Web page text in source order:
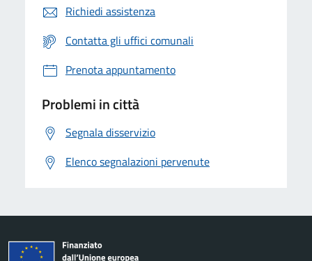
Richiedi assistenza
Contatta gli uffici comunali
Prenota appuntamento
Problemi in città
Segnala disservizio
Elenco segnalazioni pervenute